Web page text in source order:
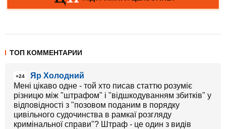
ТОП КОММЕНТАРИИ
+24
Яр Холодний
Мені цікаво одне - той хто писав статтю розуміє
різницю між "штрафом" і "відшкодуванням збитків" у
відповідності з "позовом поданим в порядку
цивільного судочинства в рамкаї розгляду
кримінальної справи"? Штраф - це один з видів